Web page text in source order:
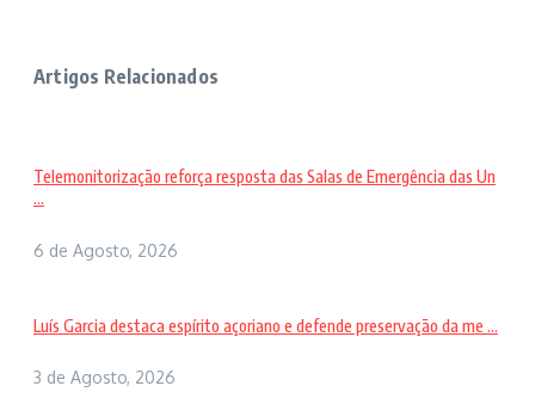
Artigos Relacionados
Telemonitorização reforça resposta das Salas de Emergência das Un
...
6 de Agosto, 2026
Luís Garcia destaca espírito açoriano e defende preservação da me ...
3 de Agosto, 2026